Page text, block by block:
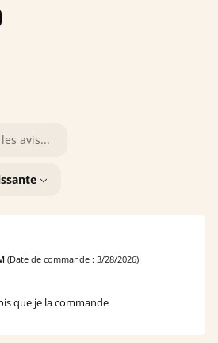
(Date de commande : 3/28/2026)
que je la commande